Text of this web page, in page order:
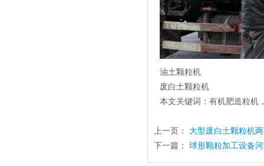
油土颗粒机
废白土颗粒机
本文关键词： 有机肥造粒机
上一页：
大型废白土颗粒机
下一篇： 球形颗粒加工设备